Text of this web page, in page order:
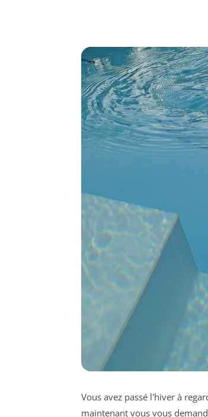
Vous avez passé l'hiver à
maintenant vous vous